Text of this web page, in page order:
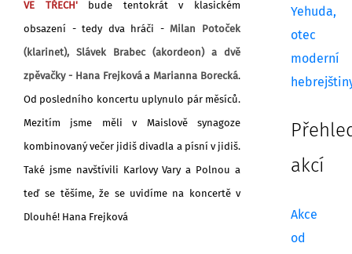
VE TŘECH'bude tentokrát v klasickém
obsazení - tedy dva hráči -Milan Potoček
(klarinet), Slávek Brabec (akordeon) a dvě
zpěvačky - Hana Frejkováa Marianna Borecká.
Od posledního koncertu uplynulo pár měsíců.
Mezitím jsme měli v Maislově synagoze
kombinovaný večer jidiš divadla a písní v jidiš.
Také jsme navštívili Karlovy Vary a Polnou a
teď se těšíme, že se uvidíme na koncertě v
Dlouhé! Hana Frejková
Yehuda,
otec
moderní
akcí
Akce
od